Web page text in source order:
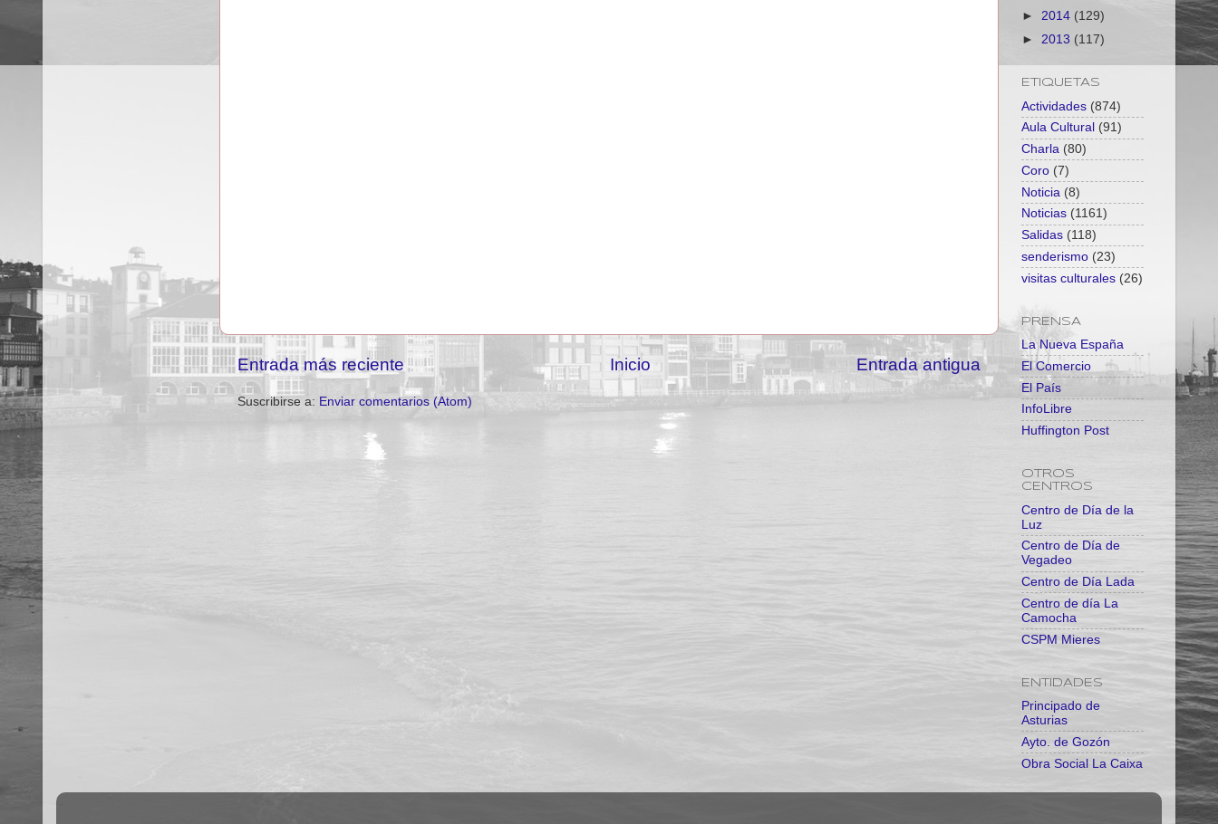
Entrada más reciente Entrada antigua
Inicio
Suscribirse a: Enviar comentarios (Atom)
► 2014 (129)
► 2013 (117)
ETIQUETAS
Actividades (874)
Aula Cultural (91)
Charla (80)
Coro (7)
Noticia (8)
Noticias (1161)
Salidas (118)
senderismo (23)
visitas culturales (26)
PRENSA
La Nueva España
El Comercio
El País
InfoLibre
Huffington Post
OTROS
CENTROS
Centro de Día de la
Luz
Centro de Día de
Vegadeo
Centro de Día Lada
Centro de día La
Camocha
CSPM Mieres
ENTIDADES
Principado de
Asturias
Ayto. de Gozón
Obra Social La Caixa